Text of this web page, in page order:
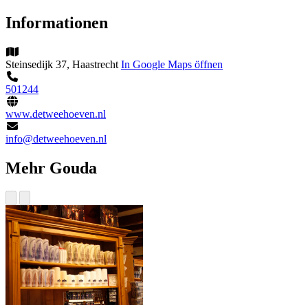
Informationen
Steinsedijk 37, Haastrecht In Google Maps öffnen
501244
www.detweehoeven.nl
info@detweehoeven.nl
Mehr Gouda